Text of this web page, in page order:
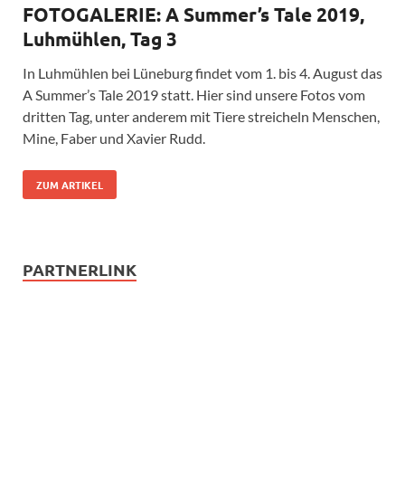
FOTOGALERIE: A Summer’s Tale 2019,
Luhmühlen, Tag 3
In Luhmühlen bei Lüneburg findet vom 1. bis 4. August das
A Summer’s Tale 2019 statt. Hier sind unsere Fotos vom
dritten Tag, unter anderem mit Tiere streicheln Menschen,
Mine, Faber und Xavier Rudd.
ZUM ARTIKEL
PARTNERLINK